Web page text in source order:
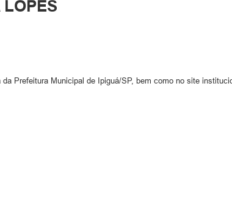
Prefeitura Municipal de Ipiguá/SP, bem como no site